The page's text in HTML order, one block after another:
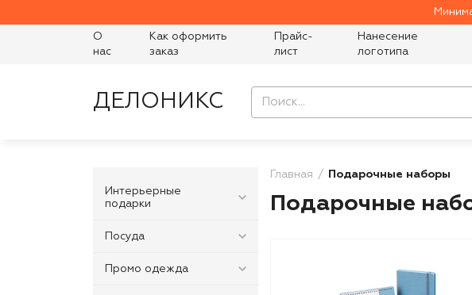
О
нас
Как оформить
заказ
Прайс-
лист
Нанесение
логотипа
ДЕЛОНИКС
Интерьерные
подарки
Посуда
Промо одежда
Главная Подарочные наборы
Подарочные